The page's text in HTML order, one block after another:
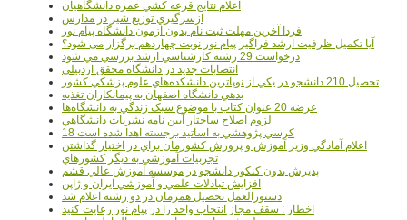
اعلام نتايج قرعه کشي عمره دانشگاهيان
ازسرگيري توزيع شير در مدارس
فردا آخرین مهلت ثبت نام بدون آزمون دانشگاه پیام نور
آیا تکمیل ظرفیت ارشد فراگیر پیام نور نوبت چهاردهم برگزار می شود؟
درخواست 29 رشته کارشناسي ارشد بررسي مي شود
انتصابات جديد در دانشگاه محقق اردبيلي
تحصيل 210 دانشجو در يکي از نوپاترين دانشکده‌هاي علوم پزشکي کشور
بدهي دانشگاه اصفهان به پيمانکاران تغذيه
عرضه 20 عنوان کتاب با موضوع سبک زندگي به دانشگاه‌ها
لزوم اصلاح ساختار آيين نامه نشريات دانشگاهي
18 کرسي پژوهشي به اساتيد برجسته اهدا شده است
اعلام آمادگي وزير آموزش و پرورش کشورمان براي در اختيار گذاشتن
تجربيات آموزشي به ديگر کشورهاي
پذيرش بدون کنکور دانشجو در موسسه آموزش عالي قشم
افزايش تبادلات علمي و آموزشي ايران و ژاپن
دستورالعمل تحصیل همزمان در دو رشته اعلام شد
اخطار : سقف مجاز انتخاب واحد را در پیام نور رعایت کنید